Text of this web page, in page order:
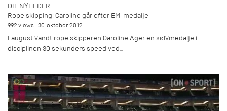
DIF NYHEDER
Rope skipping: Caroline går efter EM-medalje
992 views 30. oktober 2012
I august vandt rope skipperen Caroline Ager en sølvmedalje i
disciplinen 30 sekunders speed ved...